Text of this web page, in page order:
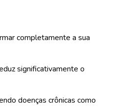
completamente a sua
significativamente o
doenças crônicas como